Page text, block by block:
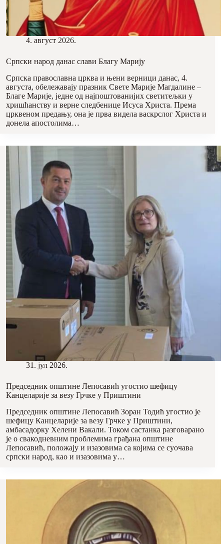
4. август 2026.
Српски народ данас слави Благу Марију
Српска православна црква и њени верници данас, 4.
августа, обележавају празник Свете Марије Магдалине –
Благе Марије, једне од најпоштованијих светитељки у
хришћанству и верне следбенице Исуса Христа. Према
црквеном предању, она је прва видела васкрслог Христа и
донела апостолима…
31. јул 2026.
Председник општине Лепосавић угостио шефицу
Канцеларије за везу Грчке у Приштини
Председник општине Лепосавић Зоран Тодић угостио јe
шефицу Канцеларије за везу Грчке у Приштини,
амбасадорку Хелени Вакали. Током састанка разговарано
је о свакодневним проблемима грађана општине
Лепосавић, положају и изазовима са којима се суочава
српски народ, као и изазовима у…